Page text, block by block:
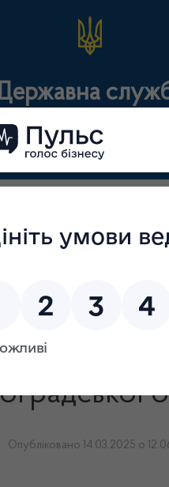
Для
нагляд
(контроль)
особам аптечних
Опубліковано 14.03.2025 о